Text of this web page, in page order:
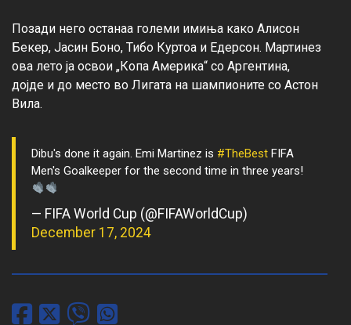
Позади него останаа големи имиња како Алисон
Бекер, Јасин Боно, Тибо Куртоа и Едерсон. Мартинез
ова лето ја освои „Копа Америка“ со Аргентина,
дојде и до место во Лигата на шампионите со Астон
Dibu's done it again. Emi Martinez is #TheBest FIFA
Men's Goalkeeper for the second time in three years!
— FIFA World Cup (@FIFAWorldCup)
December 17, 2024